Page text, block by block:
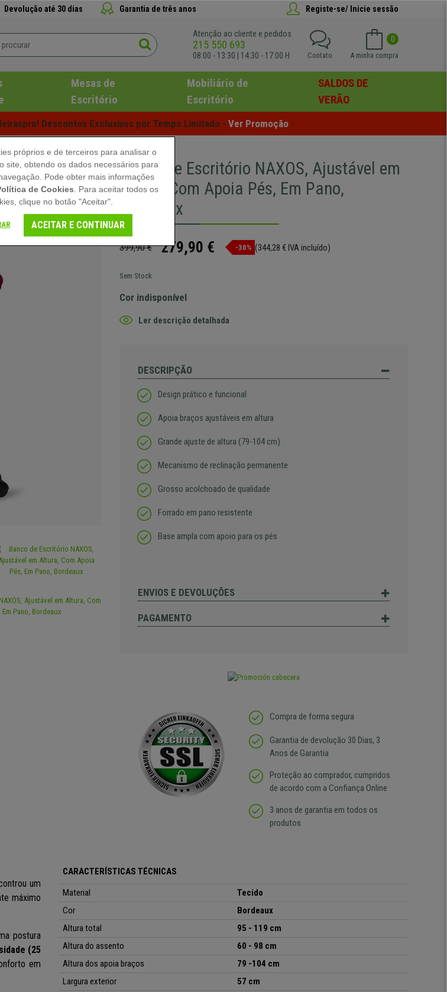
Devolução até 30 dias Garantia de três anos Registe-se/ Inicie sessão
Atenção ao cliente e pedidos
215 550 693
08:00 - 13:30 | 14:30 - 17:00 H
0
A minha compra
Contato
Mesas de
Escritório
Mobiliário de
Escritório
SALDOS DE
VERÃO
Descontos Exclusivos por Tempo Limitado - Ver Promoção -
Banco de Escritório NAXOS, Ajustável em
Altura, Com Apoia Pés, Em Pano,
Bordeaux
399,90 € 279,90 € -30% (344,28 € IVA incluído)
Sem Stock
Cor indisponível
Ler descrição detalhada
DESCRIPÇÃO
Design prático e funcional
Apoia braços ajustáveis em altura
Grande ajuste de altura (79-104 cm)
Mecanismo de reclinação permanente
Grosso acolchoado de qualidade
Forrado em pano resistente
Base ampla com apoio para os pés
ENVIOS E DEVOLUÇÕES
PAGAMENTO
Compra de forma segura
Garantia de devolução 30 Dias, 3
Anos de Garantia
Proteção ao comprador, cumpridos
de acordo com a Confiança Online
3 anos de garantia em todos os
produtos
um
máximo
postura
(25
em
CARACTERÍSTICAS TÉCNICAS
Material
Tecido
Cor
Bordeaux
Altura total
95 - 119 cm
Altura do assento
60 - 98 cm
Altura dos apoia braços
79 -104 cm
Largura exterior
57 cm
próprios e de terceiros para analisar o
site, obtendo os dados necessários para
Pode obter mais informações
de Cookies . Para aceitar todos os
clique no botão "Aceitar".
ACEITAR E CONTINUAR